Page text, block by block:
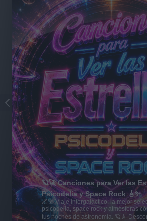
🪐🚀 Canciones para Ver las
Psicodelia y Space Rock 🎸✨
🌌🚀 Viaje intergaláctico: la mejor
psicodelia, space rock y atmósferas
tus noches de astronomía. 🪐🎸